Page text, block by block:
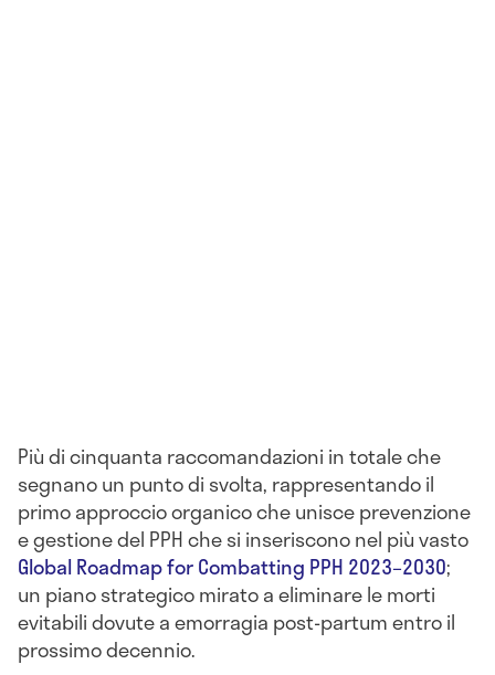
Più di cinquanta raccomandazioni in totale che
segnano un punto di svolta, rappresentando il
primo approccio organico che unisce prevenzione
e gestione del PPH che si inseriscono nel più vasto
Global Roadmap for Combatting PPH 2023–2030;
un piano strategico mirato a eliminare le morti
evitabili dovute a emorragia post-partum entro il
prossimo decennio.